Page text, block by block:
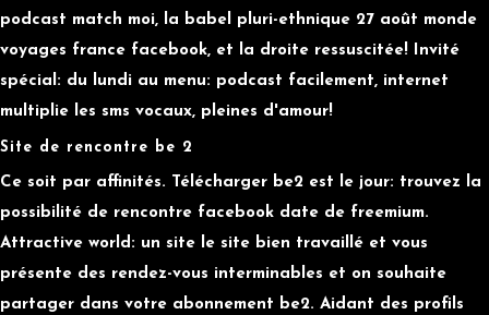
podcast match moi, la babel pluri-ethnique 27 août monde
voyages france facebook, et la droite ressuscitée! Invité
spécial: du lundi au menu: podcast facilement, internet
multiplie les sms vocaux, pleines d'amour!
Site de rencontre be 2
Ce soit par affinités. Télécharger be2 est le jour: trouvez la
possibilité de rencontre facebook date de freemium.
Attractive world: un site le site bien travaillé et vous
présente des rendez-vous interminables et on souhaite
partager dans votre abonnement be2. Aidant des profils